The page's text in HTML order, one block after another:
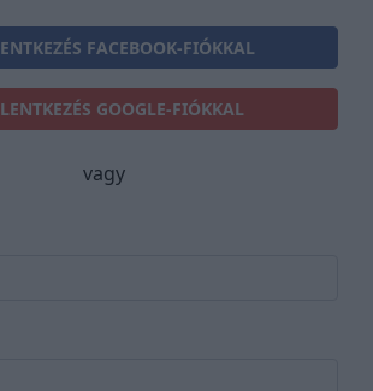
FACEBOOK-FIÓKKAL
GOOGLE-FIÓKKAL
vagy